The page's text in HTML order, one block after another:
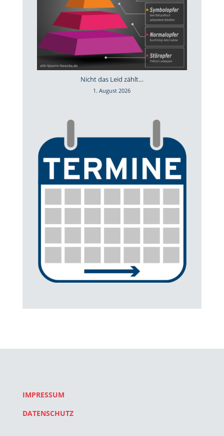
Nicht das Leid zählt…
1. August 2026
IMPRESSUM
DATENSCHUTZ